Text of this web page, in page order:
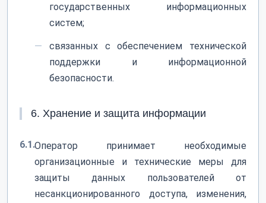
государственных информационных
систем;
связанных с обеспечением технической
поддержки и информационной
безопасности.
6. Хранение и защита информации
6.1.Оператор принимает необходимые
организационные и технические меры для
защиты данных пользователей от
несанкционированного доступа, изменения,